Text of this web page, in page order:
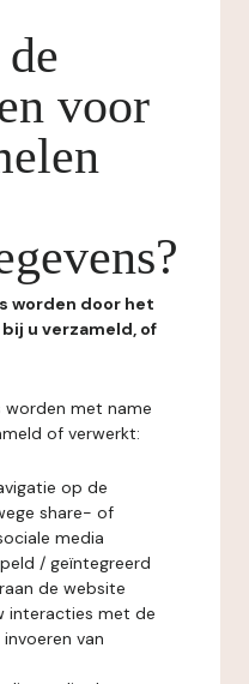
voor
worden door het
u verzameld, of
worden met name
of verwerkt:
op de
share- of
media
/ geïntegreerd
de website
interacties met de
van